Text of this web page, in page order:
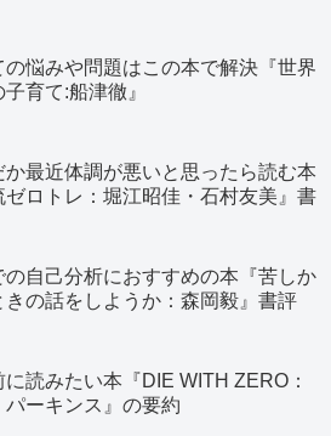
の悩みや問題はこの本で解決『世界
育て:船津徹』
か最近体調が悪いと思ったら読む本
ゼロトレ：堀江昭佳・石村友美』書
の自己分析におすすめの本『苦しか
きの話をしようか：森岡毅』書評
に読みたい本『DIE WITH ZERO：
パーキンス』の要約